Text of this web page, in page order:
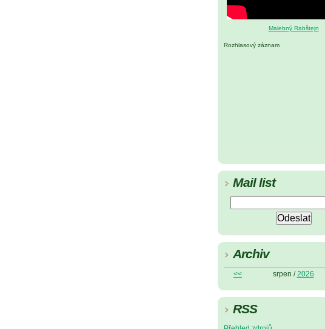
Malebný Rabštejn
Rozhlasový záznam
Mail list
Archiv
<< srpen /2026
RSS